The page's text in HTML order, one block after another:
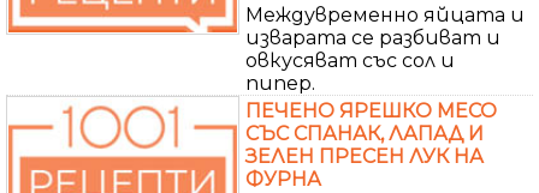
Междувременно яйцата и
изварата се разбиват и
овкусяват със сол и
пипер.
ПЕЧЕНО ЯРЕШКО МЕСО
СЪС СПАНАК, ЛАПАД И
ЗЕЛЕН ПРЕСЕН ЛУК НА
ФУРНА